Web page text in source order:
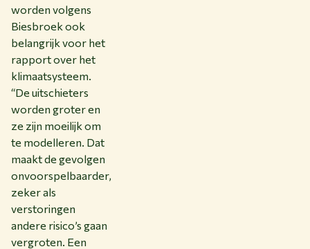
worden volgens
Biesbroek ook
belangrijk voor het
rapport over het
klimaatsysteem.
“De uitschieters
worden groter en
ze zijn moeilijk om
te modelleren. Dat
maakt de gevolgen
onvoorspelbaarder,
zeker als
verstoringen
andere risico’s gaan
vergroten. Een